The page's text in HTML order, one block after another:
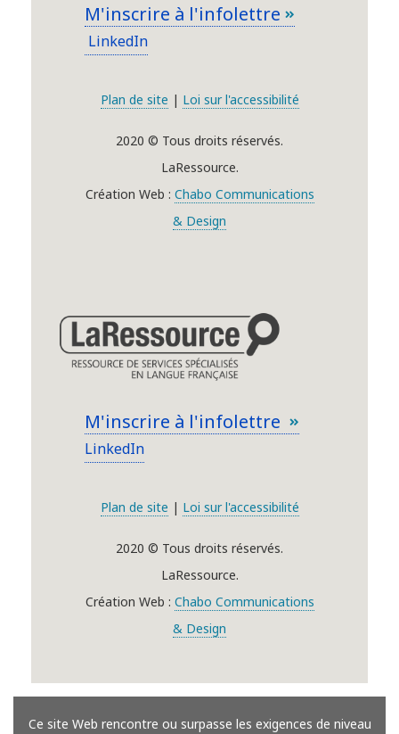
M'inscrire à l'infolettre
LinkedIn
Plan de site | Loi sur l'accessibilité
2020 © Tous droits réservés.
LaRessource.
Création Web : Chabo Communications
& Design
M'inscrire à l'infolettre
LinkedIn
Plan de site | Loi sur l'accessibilité
2020 © Tous droits réservés.
LaRessource.
Création Web : Chabo Communications
& Design
Ce site Web rencontre ou surpasse les exigences de niveau